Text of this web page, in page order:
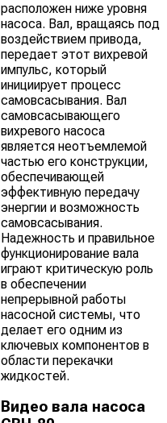
расположен ниже уровня
насоса. Вал, вращаясь под
воздействием привода,
передает этот вихревой
импульс, который
инициирует процесс
самовсасывания. Вал
самовсасывающего
вихревого насоса
является неотъемлемой
частью его конструкции,
обеспечивающей
эффективную передачу
энергии и возможность
самовсасывания.
Надежность и правильное
функционирование вала
играют критическую роль
в обеспечении
непрерывной работы
насосной системы, что
делает его одним из
ключевых компонентов в
области перекачки
жидкостей.
Видео вала насоса